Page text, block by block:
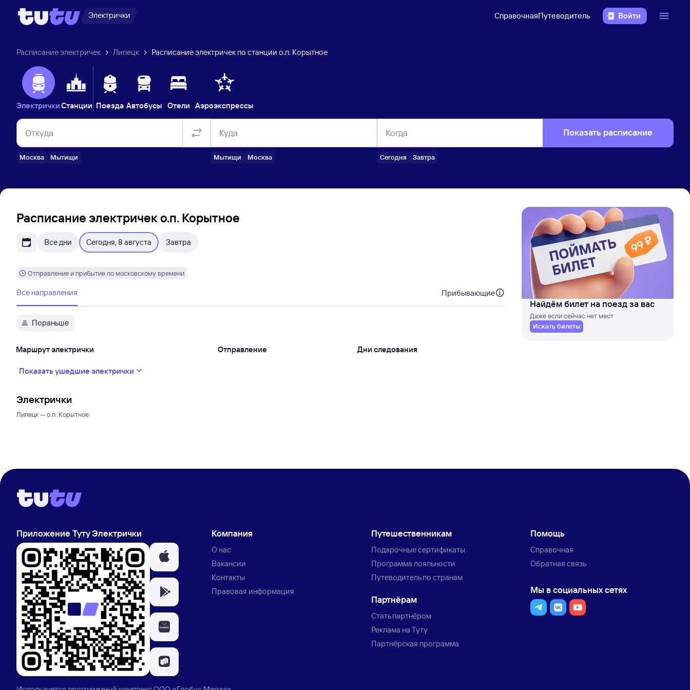
Электрички СправочнаяПутеводитель Войти
Расписание электричек Липецк Расписание электричек по станции о.п. Корытное
ЭлектричкиСтанции Поезда Автобусы Отели Аэроэкспрессы
Откуда
Москва Мытищи
Куда
Мытищи Москва
Когда
Сегодня Завтра
Показать расписание
Расписание электричек о.п. Корытное
Все дни Сегодня, 8 августа Завтра
Отправление и прибытие по московскому времени
Все направления Прибывающие
Пораньше
Маршрут электрички Отправление Дни следования
Показать ушедшие электрички
Электрички
Липецк — о.п. Корытное
Найдём билет на поезд за вас
Даже если сейчас нет мест
Искать билеты
Приложение Туту Электрички Компания
О нас
Вакансии
Контакты
Правовая информация
Путешественникам
Подарочные сертификаты
Программа лояльности
Путеводитель по странам
Партнёрам
Стать партнёром
Реклама на Туту
Партнёрская программа
Помощь
Справочная
Обратная связь
Мы в социальных сетях